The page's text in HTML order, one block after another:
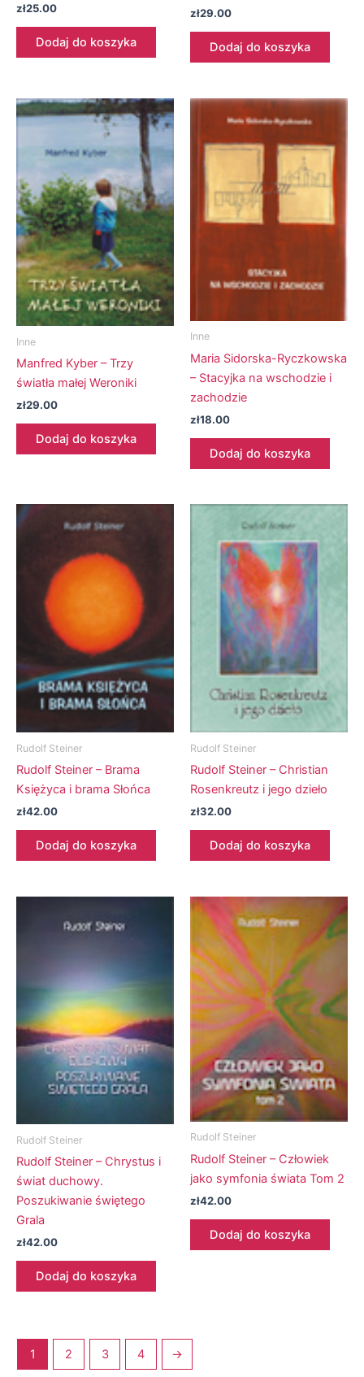
zł25.00
Dodaj do koszyka
zł29.00
Dodaj do koszyka
Inne
Manfred Kyber – Trzy
światła małej Weroniki
zł29.00
Dodaj do koszyka
Inne
Maria Sidorska-Ryczkowska
– Stacyjka na wschodzie i
zachodzie
zł18.00
Dodaj do koszyka
Rudolf Steiner
Rudolf Steiner – Brama
Księżyca i brama Słońca
zł42.00
Dodaj do koszyka
Rudolf Steiner
Rudolf Steiner – Christian
Rosenkreutz i jego dzieło
zł32.00
Dodaj do koszyka
Rudolf Steiner
Rudolf Steiner – Chrystus i
świat duchowy.
Poszukiwanie świętego
Grala
zł42.00
Dodaj do koszyka
Rudolf Steiner
Rudolf Steiner – Człowiek
jako symfonia świata Tom 2
zł42.00
Dodaj do koszyka
1 2 3 4 →